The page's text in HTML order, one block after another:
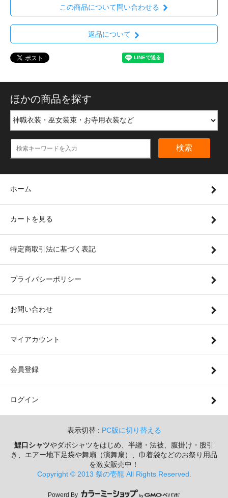
この商品について問い合わせる
返品について
ほかの商品を探す
検索
ホーム
カートを見る
特定商取引法に基づく表記
プライバシーポリシー
お問い合わせ
マイアカウント
会員登録
ログイン
表示切替 : PC版に切り替える
鯉口シャツやダボシャツをはじめ、半纏・法被、腹掛け・股引
き、エアー地下足袋や舞扇（演舞扇）、巾着袋などのお祭り用品
を激安販売中！
Copyright © 2013 祭の壱龍 All Rights Reserved.
Powerd By